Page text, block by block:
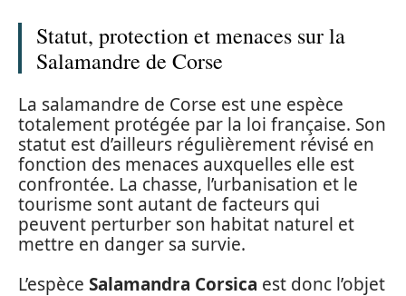
Statut, protection et menaces sur la
Salamandre de Corse
La salamandre de Corse est une espèce
totalement protégée par la loi française. Son
statut est d’ailleurs régulièrement révisé en
fonction des menaces auxquelles elle est
confrontée. La chasse, l’urbanisation et le
tourisme sont autant de facteurs qui
peuvent perturber son habitat naturel et
mettre en danger sa survie.
L’espèce Salamandra Corsica est donc l’objet